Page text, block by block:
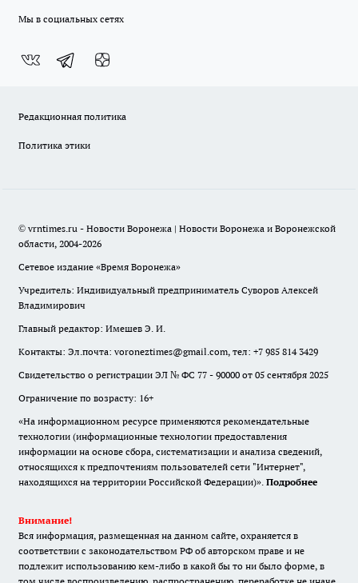
Мы в социальных сетях
Редакционная политика
Политика этики
© vrntimes.ru - Новости Воронежа | Новости Воронежа и Воронежской
области, 2004-2026
Сетевое издание «Время Воронежа»
Учредитель: Индивидуальный предприниматель Суворов Алексей
Владимирович
Главный редактор: Имешев Э. И.
Контакты: Эл.почта: voroneztimes@gmail.com, тел: +7 985 814 3429
Свидетельство о регистрации ЭЛ № ФС 77 - 90000 от 05 сентября 2025
Ограничение по возрасту: 16+
«На информационном ресурсе применяются рекомендательные
технологии (информационные технологии предоставления
информации на основе сбора, систематизации и анализа сведений,
относящихся к предпочтениям пользователей сети "Интернет",
находящихся на территории Российской Федерации)». Подробнее
Внимание!
Вся информация, размещенная на данном сайте, охраняется в
соответствии с законодательством РФ об авторском праве и не
подлежит использованию кем-либо в какой бы то ни было форме, в